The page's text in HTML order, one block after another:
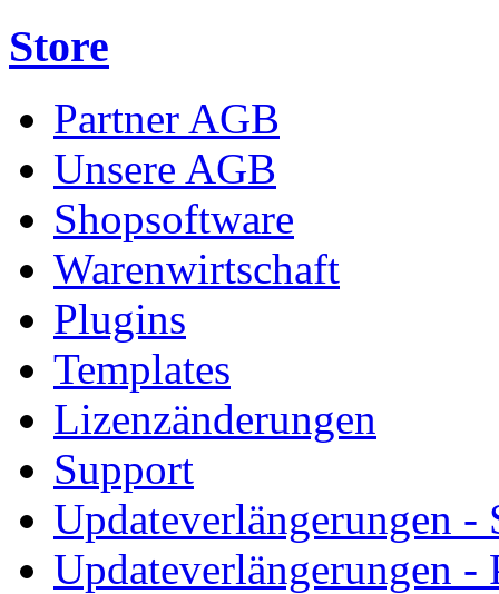
Store
Partner AGB
Unsere AGB
Shopsoftware
Warenwirtschaft
Plugins
Templates
Lizenzänderungen
Support
Updateverlängerungen -
Updateverlängerungen -